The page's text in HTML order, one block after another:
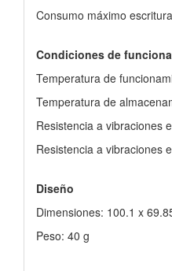
Consumo máximo
Condiciones de
Temperatura de
Temperatura de
Resistencia a vibraciones
Resistencia a vibraciones
Diseño
Dimensiones: 100.1 x
Peso: 40 g